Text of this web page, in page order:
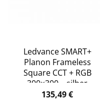
Ledvance SMART+
Planon Frameless
Square CCT + RGB
300×300 – silber
135,49€